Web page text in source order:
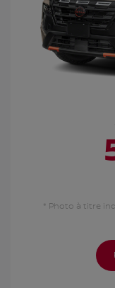
* Photo à titre